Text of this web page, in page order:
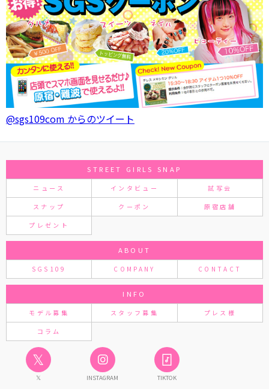
@sgs109com からのツイート
STREET GIRLS SNAP
ニュース インタビュー 試写会
スナップ クーポン 原宿店舗
プレゼント
ABOUT
SGS109 COMPANY CONTACT
INFO
モデル募集 スタッフ募集 プレス様
コラム
𝕏
𝕏 INSTAGRAM TIKTOK